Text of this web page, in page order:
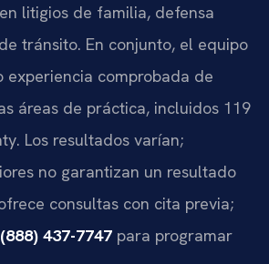
litigios de familia, defensa
tránsito. En conjunto, el equipo
experiencia comprobada de
áreas de práctica, incluidos 119
Los resultados varían;
no garantizan un resultado
consultas con cita previa;
(888) 437-7747 para programar